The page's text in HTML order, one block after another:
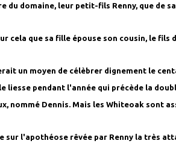
du domaine, leur petit-fils Renny, que de
cela que sa fille épouse son cousin, le fils
un moyen de célèbrer dignement le
liesse pendant l'année qui précède la
nommé Dennis. Mais les Whiteoak sont
sur l'apothéose rêvée par Renny la très